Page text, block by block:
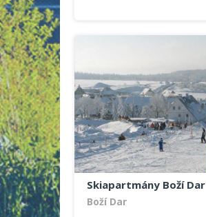
internet, WIFI,
Skiapartmány Boží Dar
Boží Dar